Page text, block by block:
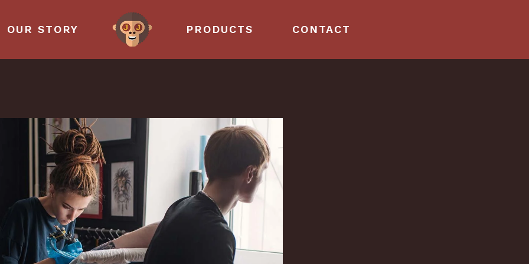
OUR STORY PRODUCTS CONTACT